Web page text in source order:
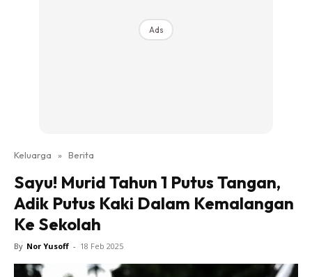
Ads
Keluarga » Berita
Sayu! Murid Tahun 1 Putus Tangan,
Adik Putus Kaki Dalam Kemalangan
Ke Sekolah
By Nor Yusoff - 18 Feb 2025